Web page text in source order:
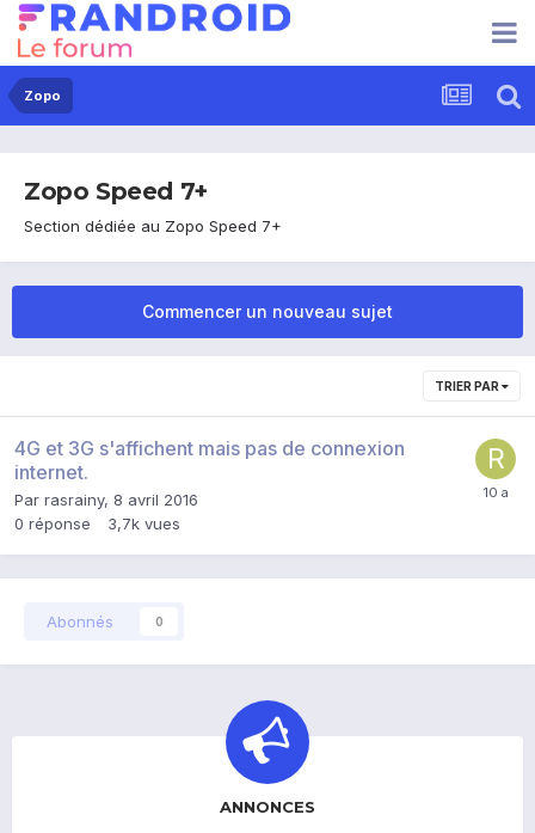
Zopo
Zopo Speed 7+
Section dédiée au Zopo Speed 7+
Commencer un nouveau sujet
TRIER PAR
4G et 3G s'affichent mais pas de connexion
internet.
Par rasrainy, 8 avril 2016
0 réponse 3,7k vues
Abonnés 0
ANNONCES